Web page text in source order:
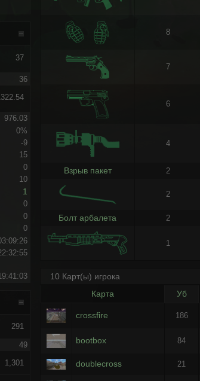
37
36
976.03
0%
-9
15
0
10
1
0
0
0
291
49
1,301
8
7
6
4
Взрыв пакет 2
2
Болт арбалета 2
1
10 Карт(ы) игрока
Карта
Уб
crossfire 186
bootbox 84
doublecross 21